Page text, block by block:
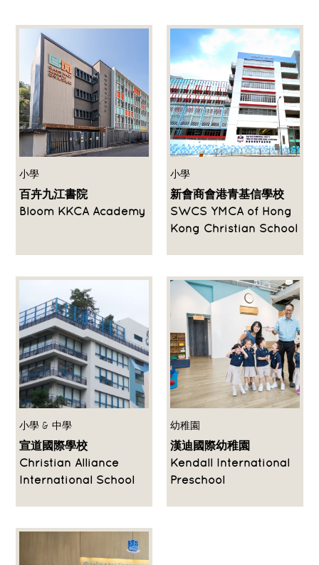
小學
百卉九江書院
Bloom KKCA Academy
小學
新會商會港青基信學校
SWCS YMCA of Hong
Kong Christian School
小學 & 中學
宣道國際學校
Christian Alliance
International School
幼稚園
漢迪國際幼稚園
Kendall International
Preschool